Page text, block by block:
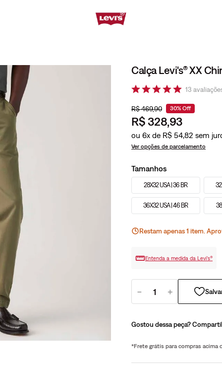
Calça Levi's® XX
13
R$469,90 30% Off
R$ 328,93
ou 6x de R$ 54,82
Ver opções de parcelamento
Tamanhos
28X32 USA | 36 BR
36X32 USA | 46 BR
Restam apenas1 item.
Entenda a medida da Levi’s®
＋
－
Gostou dessa peça?
*Frete grátis para compras acima